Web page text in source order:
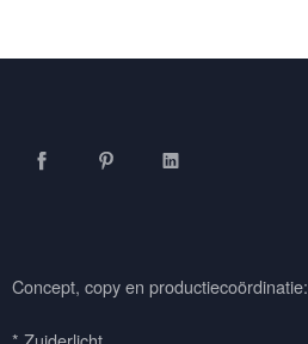
Concept, copy en productiecoördinatie: